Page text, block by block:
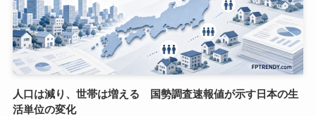
人口は減り、世帯は増える 国勢調査速報値が示す日本の生
活単位の変化